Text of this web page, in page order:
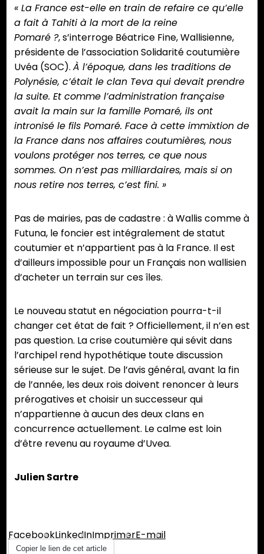
« La France est-elle en train de refaire ce qu’elle
a fait à Tahiti à la mort de la reine
Pomaré ?, s’interroge Béatrice Fine, Wallisienne,
présidente de l’association Solidarité coutumière
Uvéa (SOC). À l’époque, dans les traditions de
Polynésie, c’était le clan Teva qui devait prendre
la suite. Et comme l’administration française
avait la main sur la famille Pomaré, ils ont
intronisé le fils Pomaré. Face à cette immixtion de
la France dans nos affaires coutumières, nous
voulons protéger nos terres, ce que nous
sommes. On n’est pas milliardaires, mais si on
nous retire nos terres, c’est fini. »
Pas de mairies, pas de cadastre : à Wallis comme à
Futuna, le foncier est intégralement de statut
coutumier et n’appartient pas à la France. Il est
d’ailleurs impossible pour un Français non wallisien
d’acheter un terrain sur ces îles.
Le nouveau statut en négociation pourra-t-il
changer cet état de fait ? Officiellement, il n’en est
pas question. La crise coutumière qui sévit dans
l’archipel rend hypothétique toute discussion
sérieuse sur le sujet. De l’avis général, avant la fin
de l’année, les deux rois doivent renoncer à leurs
prérogatives et choisir un successeur qui
n’appartienne à aucun des deux clans en
concurrence actuellement. Le calme est loin
d’être revenu au royaume d’Uvea.
Julien Sartre
FacebookLinkedInImprimerE-mail
Copier le lien de cet article